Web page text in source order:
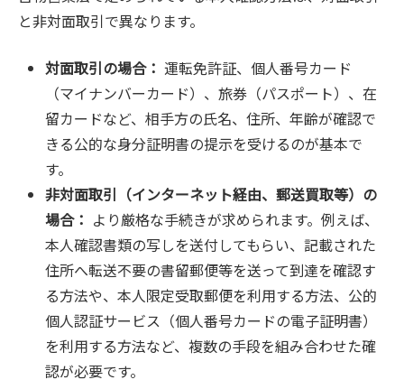
と非対面取引で異なります。
対面取引の場合： 運転免許証、個人番号カード
（マイナンバーカード）、旅券（パスポート）、在
留カードなど、相手方の氏名、住所、年齢が確認で
きる公的な身分証明書の提示を受けるのが基本で
す。
非対面取引（インターネット経由、郵送買取等）の
場合： より厳格な手続きが求められます。例えば、
本人確認書類の写しを送付してもらい、記載された
住所へ転送不要の書留郵便等を送って到達を確認す
る方法や、本人限定受取郵便を利用する方法、公的
個人認証サービス（個人番号カードの電子証明書）
を利用する方法など、複数の手段を組み合わせた確
認が必要です。